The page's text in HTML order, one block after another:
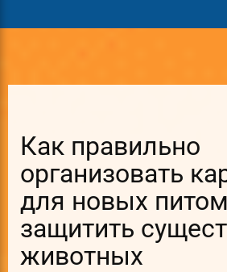
Как правильно
организовать
для новых
защитить
животных